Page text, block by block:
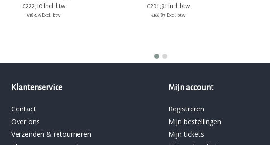
€222,10 Incl. btw
€183,55 Excl. btw
€201,91 Incl. btw
€166,87 Excl. btw
Klantenservice
Contact
Over ons
Verzenden & retourneren
Mijn account
Registreren
Mijn bestellingen
Mijn tickets